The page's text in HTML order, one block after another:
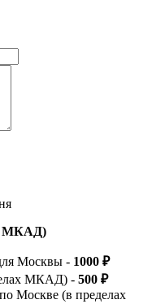
МКАД)
Москвы - 1000 ₽
МКАД) - 500 ₽
Москве (в пределах